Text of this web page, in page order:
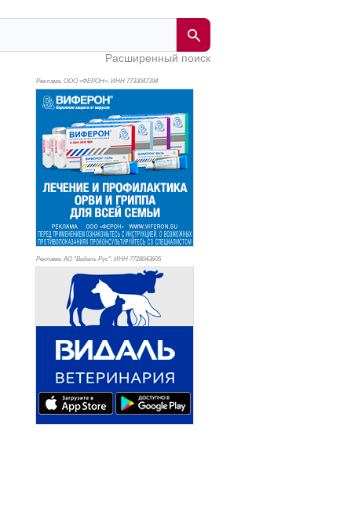
Расширенный поиск
Реклама. ООО «ФЕРОН», ИНН 7733047394
Реклама. АО "Видаль Рус", ИНН 7728043605